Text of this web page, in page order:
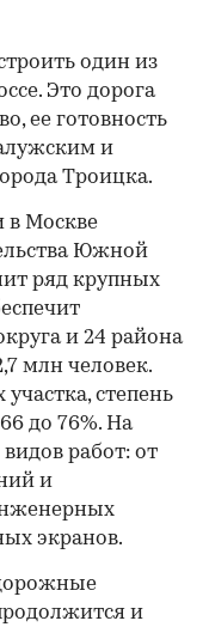
один из
Это дорога
ее готовность
и
Троицка.
в Москве
Южной
ряд крупных
и 24 района
млн человек.
степень
до 76%. На
работ: от
и
экранов.
и